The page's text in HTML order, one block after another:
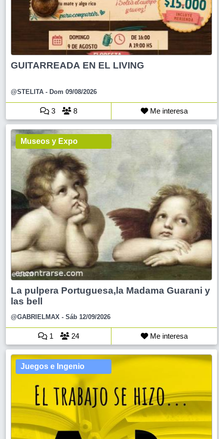
GUITARREADA EN EL LIVING
@STELITA - Dom 09/08/2026
3 8 Me interesa
Museos y Expo
La pulpera Portuguesa,la Madama Guarani y
las bell
@GABRIELMAX - Sáb 12/09/2026
1 24 Me interesa
Juegos e Ingenio